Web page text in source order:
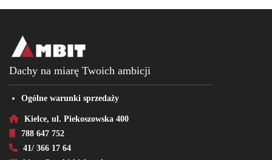
Dachy na miarę Twoich ambicji
Ogólne warunki sprzedaży
Kielce, ul. Piekoszowska 400
788 647 752
41/ 366 17 64